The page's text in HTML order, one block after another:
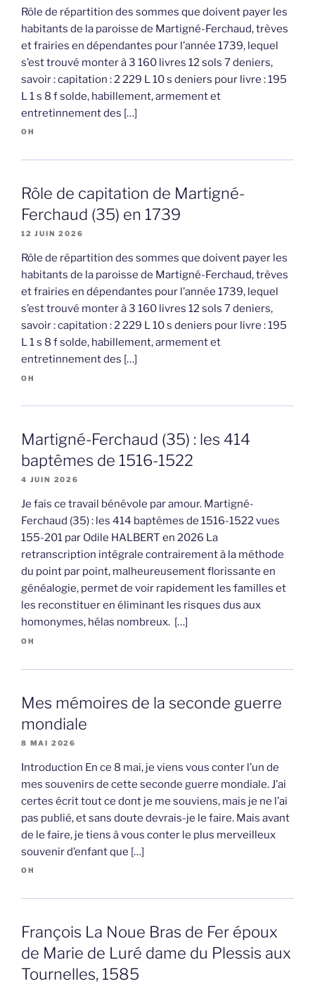
Rôle de répartition des sommes que doivent payer les
habitants de la paroisse de Martigné-Ferchaud, trèves
et frairies en dépendantes pour l’année 1739, lequel
s’est trouvé monter à 3 160 livres 12 sols 7 deniers,
savoir : capitation : 2 229 L 10 s deniers pour livre : 195
L 1 s 8 f solde, habillement, armement et
entretinnement des […]
OH
Rôle de capitation de Martigné-
Ferchaud (35) en 1739
12 JUIN 2026
Rôle de répartition des sommes que doivent payer les
habitants de la paroisse de Martigné-Ferchaud, trèves
et frairies en dépendantes pour l’année 1739, lequel
s’est trouvé monter à 3 160 livres 12 sols 7 deniers,
savoir : capitation : 2 229 L 10 s deniers pour livre : 195
L 1 s 8 f solde, habillement, armement et
entretinnement des […]
OH
Martigné-Ferchaud (35) : les 414
baptêmes de 1516-1522
4 JUIN 2026
Je fais ce travail bénévole par amour. Martigné-
Ferchaud (35) : les 414 baptêmes de 1516-1522 vues
155-201 par Odile HALBERT en 2026 La
retranscription intégrale contrairement à la méthode
du point par point, malheureusement florissante en
généalogie, permet de voir rapidement les familles et
les reconstituer en éliminant les risques dus aux
homonymes, hélas nombreux. […]
OH
Mes mémoires de la seconde guerre
mondiale
8 MAI 2026
Introduction En ce 8 mai, je viens vous conter l’un de
mes souvenirs de cette seconde guerre mondiale. J’ai
certes écrit tout ce dont je me souviens, mais je ne l’ai
pas publié, et sans doute devrais-je le faire. Mais avant
de le faire, je tiens à vous conter le plus merveilleux
souvenir d’enfant que […]
OH
François La Noue Bras de Fer époux
de Marie de Luré dame du Plessis aux
Tournelles, 1585